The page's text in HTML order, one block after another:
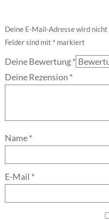
Deine E-Mail-Adresse wird
Felder sind mit * markiert
Deine Bewertung*
Deine Rezension *
Name*
E-Mail *